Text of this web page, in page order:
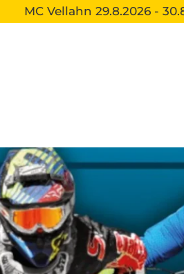
MC Vellahn 29.8.2026 -